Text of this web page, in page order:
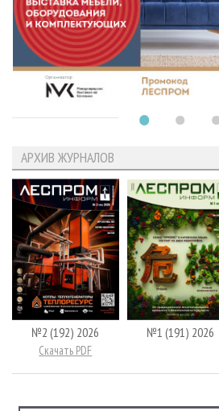
АРХИВ ЖУРНАЛОВ
№2 (192) 2026
Скачать PDF
№1 (191) 2026